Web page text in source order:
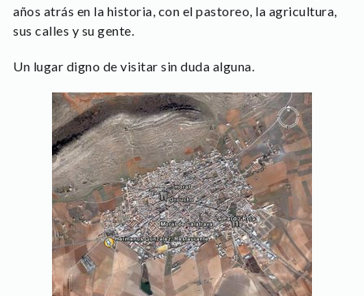
años atrás en la historia, con el pastoreo, la agricultura,
sus calles y su gente.
Un lugar digno de visitar sin duda alguna.